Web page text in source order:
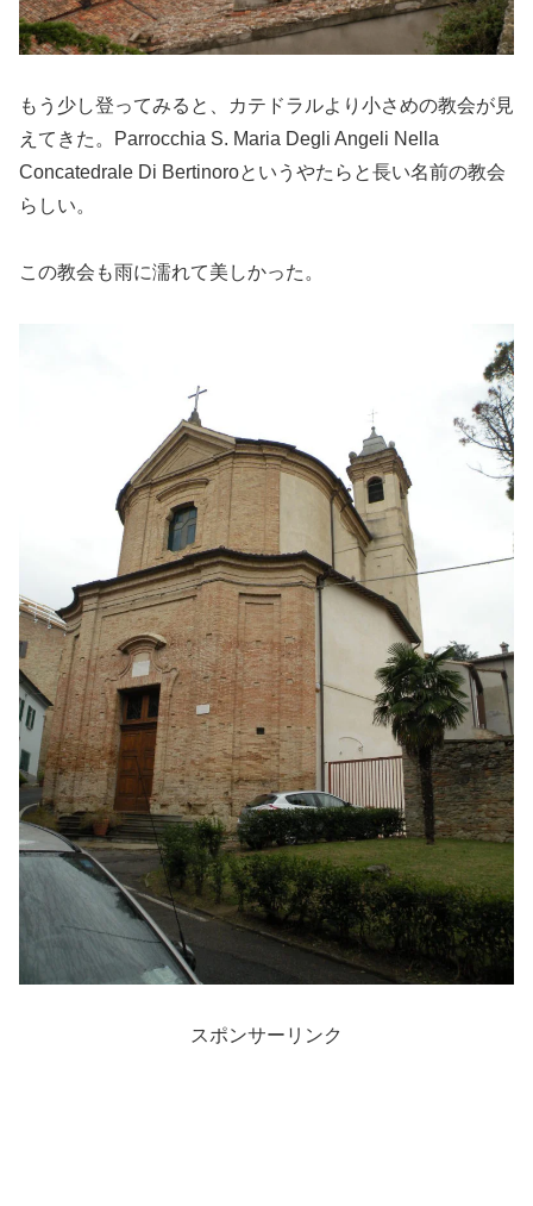
もう少し登ってみると、カテドラルより小さめの教会が見
えてきた。Parrocchia S. Maria Degli Angeli Nella
Concatedrale Di Bertinoroというやたらと長い名前の教会
らしい。
この教会も雨に濡れて美しかった。
スポンサーリンク